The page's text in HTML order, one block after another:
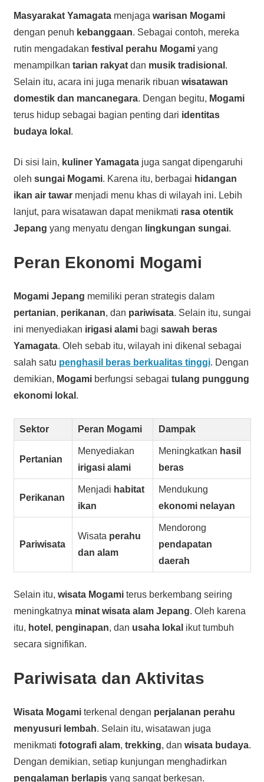
Masyarakat Yamagatamenjaga warisan Mogami
dengan penuh kebanggaan. Sebagai contoh, mereka
rutin mengadakan festival perahu Mogamiyang
menampilkan tarian rakyatdan musik tradisional .
Selain itu, acara ini juga menarik ribuan wisatawan
domestik dan mancanegara. Dengan begitu, Mogami
terus hidup sebagai bagian penting dari identitas
budaya lokal .
Di sisi lain, kuliner Yamagatajuga sangat dipengaruhi
oleh sungai Mogami. Karena itu, berbagai hidangan
ikan air tawarmenjadi menu khas di wilayah ini. Lebih
lanjut, para wisatawan dapat menikmati rasa otentik
Jepang yang menyatu dengan lingkungan sungai.
Peran Ekonomi Mogami
Mogami Jepang memiliki peran strategis dalam
pertanian, perikanan, dan pariwisata. Selain itu, sungai
ini menyediakan irigasi alamibagi sawah beras
Yamagata. Oleh sebab itu, wilayah ini dikenal sebagai
salah satu penghasil beras berkualitas tinggi. Dengan
demikian, Mogamiberfungsi sebagai tulang punggung
ekonomi lokal .
Sektor Peran Mogami Dampak
Pertanian
Menyediakan
irigasi alami
Meningkatkan hasil
beras
Perikanan
Menjadi habitat
ikan
Mendukung
ekonomi nelayan
Pariwisata
Wisata perahu
dan alam
Mendorong
pendapatan
daerah
Selain itu, wisata Mogamiterus berkembang seiring
meningkatnya minat wisata alam Jepang. Oleh karena
itu, hotel , penginapan, dan usaha lokal ikut tumbuh
secara signifikan.
Pariwisata dan Aktivitas
Wisata Mogamiterkenal dengan perjalanan perahu
menyusuri lembah. Selain itu, wisatawan juga
menikmati fotografi alam, trekking, dan wisata budaya.
Dengan demikian, setiap kunjungan menghadirkan
pengalaman berlapisyang sangat berkesan.